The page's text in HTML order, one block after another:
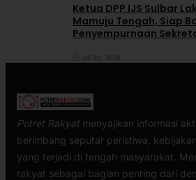
Ketua DPP IJS Sulbar
Mamuju Tengah, Siap
Penyempurnaan
Juli 30, 2026
Potret Rakyatmenyajikan informasi
berimbang seputar peristiwa,
yang terjadi di tengah masyarakat.
rakyat sebagai bagian penting dari